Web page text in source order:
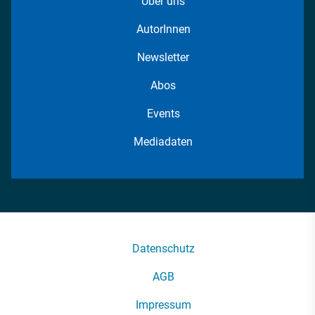
AutorInnen
Newsletter
Abos
Events
Mediadaten
Datenschutz
AGB
Impressum